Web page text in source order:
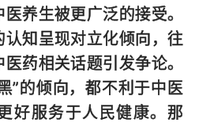
养生被更广泛的接受。
知呈现对立化倾向，往
药相关话题引发争论。
”的倾向，都不利于中医
好服务于人民健康。那